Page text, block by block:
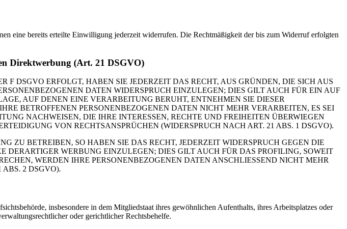
eine bereits erteilte Einwilligung jederzeit widerrufen. Die Rechtmäßigkeit der bis zum Widerruf erfolgten
Direktwerbung (Art. 21 DSGVO)
DSGVO ERFOLGT, HABEN SIE JEDERZEIT DAS RECHT, AUS GRÜNDEN, DIE SICH AUS
DATEN WIDERSPRUCH EINZULEGEN; DIES GILT AUCH FÜR EIN AUF
AUF DENEN EINE VERARBEITUNG BERUHT, ENTNEHMEN SIE DIESER
BETROFFENEN PERSONENBEZOGENEN DATEN NICHT MEHR VERARBEITEN, ES SEI
NACHWEISEN, DIE IHRE INTERESSEN, RECHTE UND FREIHEITEN ÜBERWIEGEN
VON RECHTSANSPRÜCHEN (WIDERSPRUCH NACH ART. 21 ABS. 1 DSGVO).
ZU BETREIBEN, SO HABEN SIE DAS RECHT, JEDERZEIT WIDERSPRUCH GEGEN DIE
WERBUNG EINZULEGEN; DIES GILT AUCH FÜR DAS PROFILING, SOWEIT
WERDEN IHRE PERSONENBEZOGENEN DATEN ANSCHLIESSEND NICHT MEHR
2 DSGVO).
insbesondere in dem Mitgliedstaat ihres gewöhnlichen Aufenthalts, ihres Arbeitsplatzes oder
oder gerichtlicher Rechtsbehelfe.